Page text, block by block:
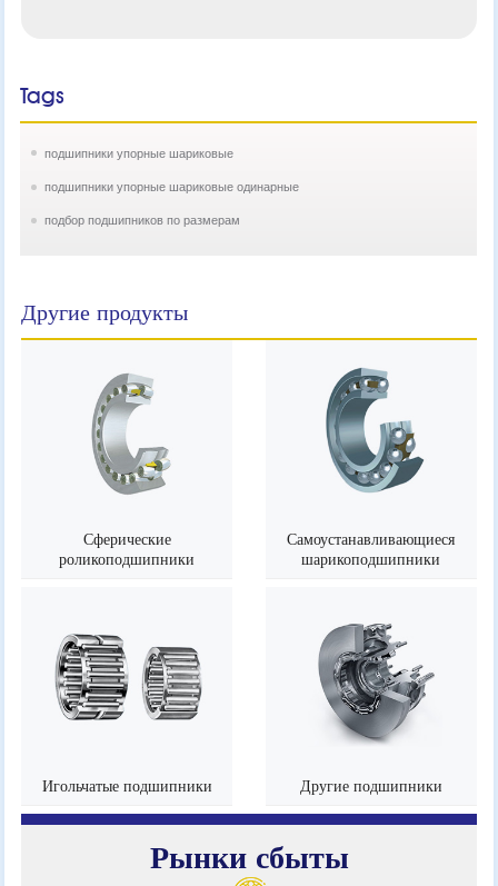
Tags
подшипники упорные шариковые
подшипники упорные шариковые одинарные
подбор подшипников по размерам
Другие продукты
Сферические
роликоподшипники
Самоустанавливающиеся
шарикоподшипники
Игольчатые подшипники Другие подшипники
Рынки сбыты